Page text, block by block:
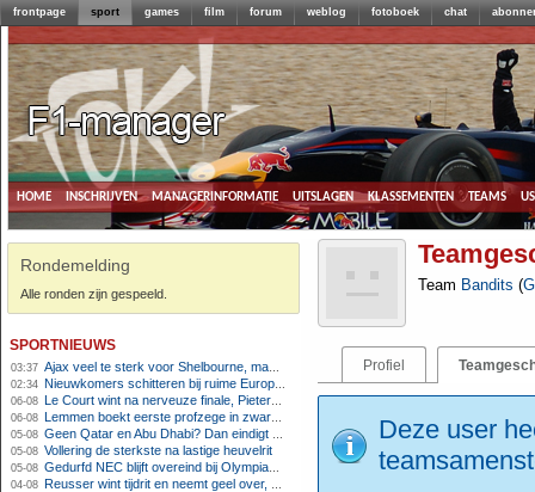
frontpage sport games film forum weblog fotoboek chat
home inschrijven managerinformatie uitslagen klassementen teams
Rondemelding
Alle ronden zijn gespeeld.
sportnieuws
03:37 Ajax veel te sterk voor Shelbourne, maar houdt schade beperkt
02:34 Nieuwkomers schitteren bij ruime Europese zege FC Twente
06-08 Le Court wint na nerveuze finale, Pieterse derde
06-08 Lemmen boekt eerste profzege in zware Ronde van Polen-rit
05-08 Geen Qatar en Abu Dhabi? Dan eindigt Formule 1-seizoen mogelijk in Europa
05-08 Vollering de sterkste na lastige heuvelrit
05-08 Gedurfd NEC blijft overeind bij Olympiakos
04-08 Reusser wint tijdrit en neemt geel over, Nooijen knap tweede
Team Bandits (
Profiel
Deze user